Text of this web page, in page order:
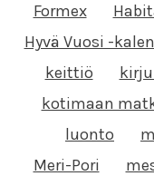
Formex
Hyvä Vuosi -
keittiö
kotimaan
luonto
Meri-Pori